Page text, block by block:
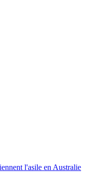
l'asile en Australie